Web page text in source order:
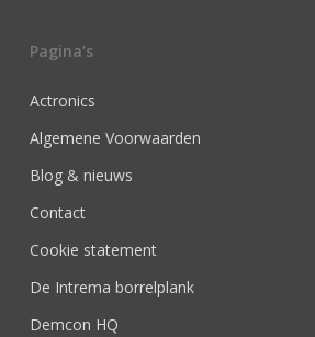
Pagina’s
Actronics
Algemene Voorwaarden
Blog & nieuws
Contact
Cookie statement
De Intrema borrelplank
Demcon HQ